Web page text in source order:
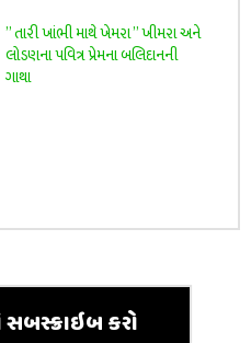
” તારી ખાંભી માથે ખેમરા ” ખીમરા અને
લોડણના પવિત્ર પ્રેમના બલિદાનની
ગાથા
કરો